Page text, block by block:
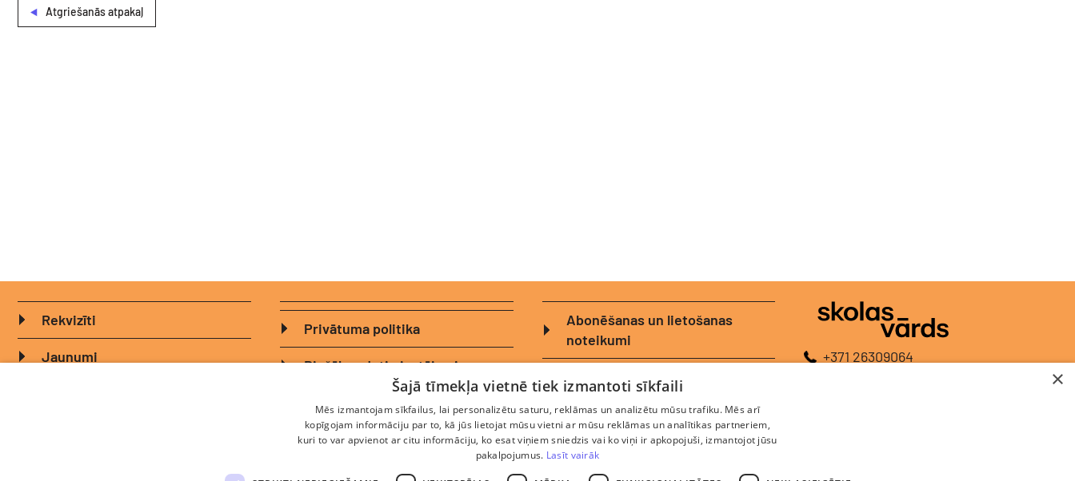
Atgriešanās atpakaļ
Rekvizīti
Jaunumi
Privātuma politika
Biežāk uzdotie jautājumi
Sīkdatņu lietošanas noteikumi
Abonēšanas un lietošanas
noteikumi
Logotipi
+371 26309064
×
Šajā tīmekļa vietnē tiek izmantoti sīkfaili
Mēs izmantojam sīkfailus, lai personalizētu saturu, reklāmas un analizētu mūsu trafiku. Mēs arī
kopīgojam informāciju par to, kā jūs lietojat mūsu vietni ar mūsu reklāmas un analītikas partneriem,
kuri to var apvienot ar citu informāciju, ko esat viņiem sniedzis vai ko viņi ir apkopojuši, izmantojot jūsu
pakalpojumus. Lasīt vairāk